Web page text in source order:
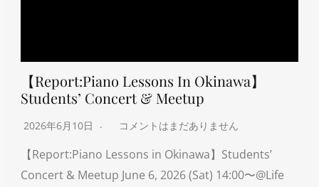
【Report:Piano Lessons In Okinawa】
Students’ Concert & Meetup
2026年6月10日 コメントはまだありません
【Report:Piano Lessons in Okinawa】Students’
Concert & Meetup June 6, 2026 (Sat) 14:00〜@Life